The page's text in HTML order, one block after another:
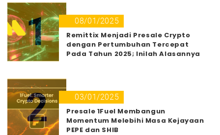
1
08/01/2025
Remittix Menjadi Presale Crypto
dengan Pertumbuhan Tercepat
Pada Tahun 2025; Inilah Alasannya
2
03/01/2025
Presale 1Fuel Membangun
Momentum Melebihi Masa Kejayaan
PEPE dan SHIB